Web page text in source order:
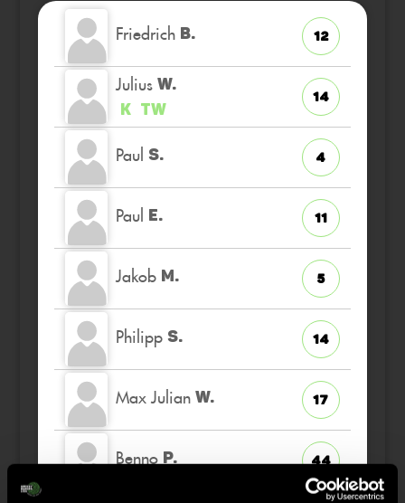
Friedrich B. 12
Julius W.
K TW
14
Paul S. 4
Paul E. 11
Jakob M. 5
Philipp S. 14
Max Julian W. 17
Benno P. 44